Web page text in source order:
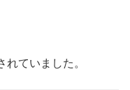
ていました。